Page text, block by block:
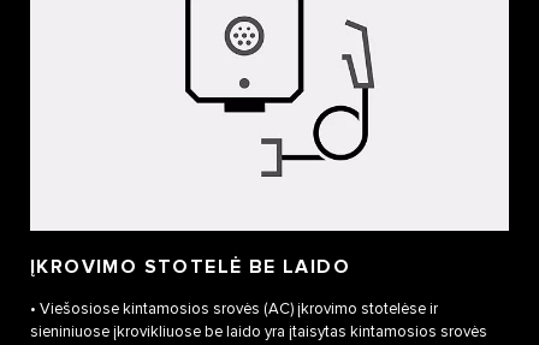
ĮKROVIMO STOTELĖ BE LAIDO
• Viešosiose kintamosios srovės (AC) įkrovimo stotelėse ir
sieniniuose įkrovikliuose be laido yra įtaisytas kintamosios srovės